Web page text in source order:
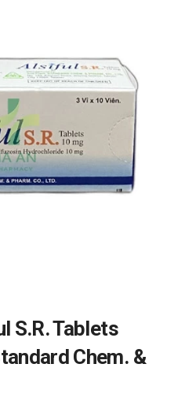
S.R. Tablets
Chem. &